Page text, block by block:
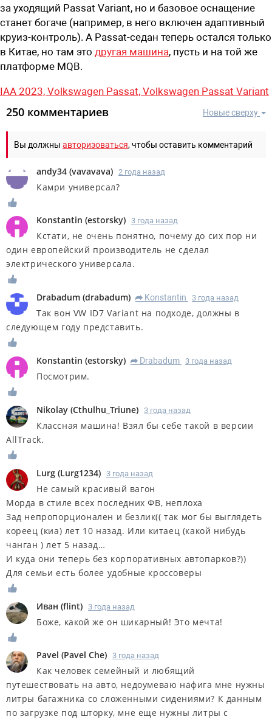
за уходящий Passat Variant, но и базовое оснащение
станет богаче (например, в него включен адаптивный
круиз-контроль). А Passat-седан теперь остался только
в Китае, но там это другая машина, пусть и на той же
платформе MQB.
IAA 2023, Volkswagen Passat, Volkswagen Passat Variant
Новые сверху
250 комментариев
Вы должны авторизоваться, чтобы оставить комментарий
andy34 (vavavava) 2 года назад
Камри универсал?
Konstantin (estorsky) 3 года назад
Кстати, не очень понятно, почему до сих пор ни
один европейский производитель не сделал
электрического универсала.
Drabadum (drabadum) R Konstantin 3 года назад
Так вон VW ID7 Variant на подходе, должны в
следующем году представить.
Konstantin (estorsky) R Drabadum 3 года назад
Посмотрим.
Nikolay (Cthulhu_Triune) 3 года назад
Классная машина! Взял бы себе такой в версии
AllTrack.
Lurg (Lurg1234) 3 года назад
Не самый красивый вагон
Морда в стиле всех последних ФВ, неплоха
Зад непропорционален и безлик(( так мог бы выглядеть
кореец (киа) лет 10 назад. Или китаец (какой нибудь
чанган ) лет 5 назад…
И куда они теперь без корпоративных автопарков?))
Для семьи есть более удобные кроссоверы
Иван (flint) 3 года назад
Боже, какой же он шикарный! Это мечта!
Pavel (Pavel Che) 3 года назад
Как человек семейный и любящий
путешествовать на авто, недоумеваю нафига мне нужны
литры багажника со сложенными сидениями? К данным
по загрузке под шторку, мне еще нужны литры с